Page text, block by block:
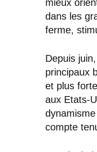
mieux
dans les
ferme,
Depuis
principaux
et plus
aux Etats-
compte